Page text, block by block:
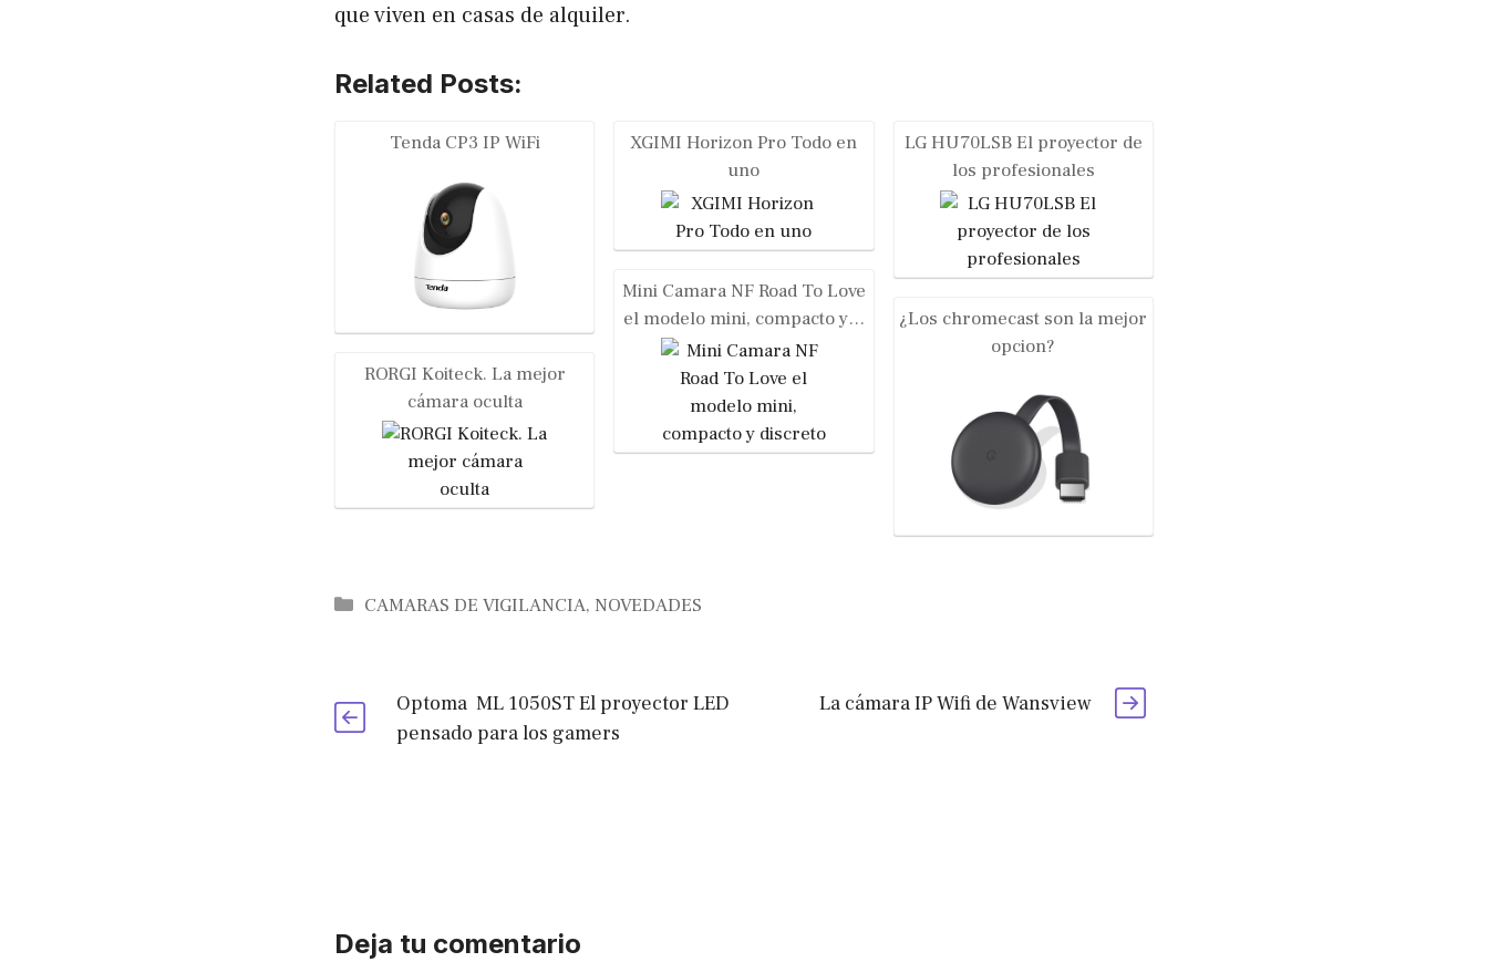
que viven en casas de alquiler.
Related Posts:
Tenda CP3 IP WiFi
RORGI Koiteck. La mejor
cámara oculta
XGIMI Horizon Pro Todo en
uno
Mini Camara NF Road To Love
el modelo mini, compacto y…
LG HU70LSB El proyector de
los profesionales
¿Los chromecast son la mejor
opcion?
Categories
CAMARAS DE VIGILANCIA, NOVEDADES
Optoma ML 1050ST El proyector LED
pensado para los gamers
La cámara IP Wifi de Wansview
Deja tu comentario